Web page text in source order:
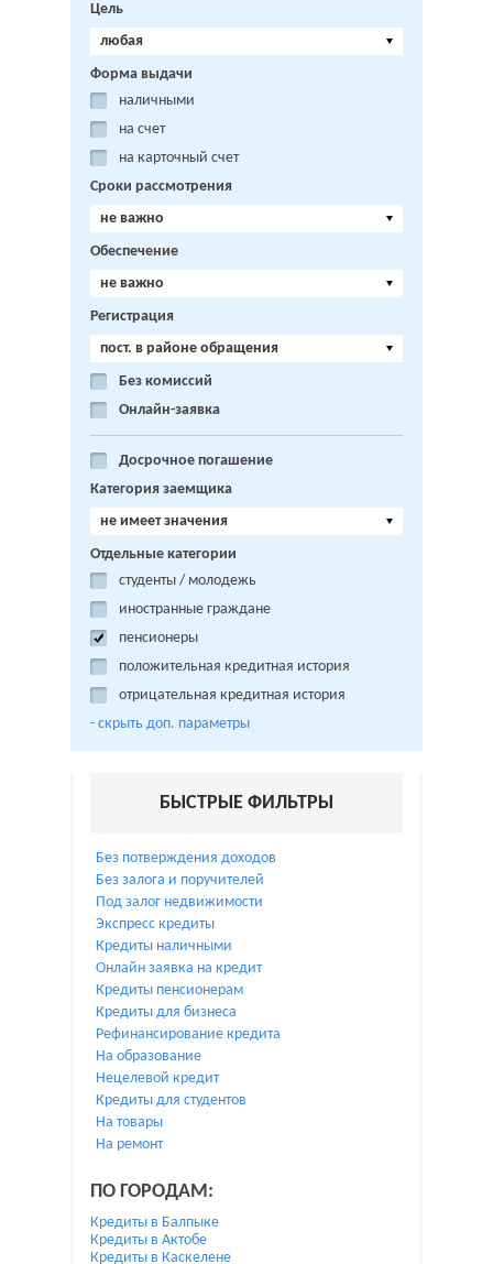
Цель
любая
Форма выдачи
наличными
на счет
на карточный счет
Сроки рассмотрения
не важно
Обеспечение
не важно
Регистрация
пост. в районе обращения
Без комиссий
Онлайн-заявка
Досрочное погашение
Категория заемщика
не имеет значения
Отдельные категории
студенты / молодежь
иностранные граждане
пенсионеры
положительная кредитная история
отрицательная кредитная история
- cкрыть доп. параметры
БЫСТРЫЕ ФИЛЬТРЫ
Без потверждения доходов
Без залога и поручителей
Под залог недвижимости
Экспресс кредиты
Кредиты наличными
Онлайн заявка на кредит
Кредиты пенсионерам
Кредиты для бизнеса
Рефинансирование кредита
На образование
Нецелевой кредит
Кредиты для студентов
На товары
На ремонт
ПО ГОРОДАМ:
Кредиты в Балпыке
Кредиты в Актобе
Кредиты в Каскелене